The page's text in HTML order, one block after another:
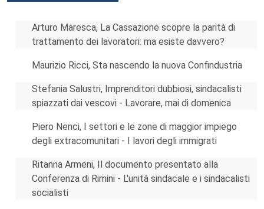
Arturo Maresca, La Cassazione scopre la parità di
trattamento dei lavoratori: ma esiste davvero?
Maurizio Ricci, Sta nascendo la nuova Confindustria
Stefania Salustri, Imprenditori dubbiosi, sindacalisti
spiazzati dai vescovi - Lavorare, mai di domenica
Piero Nenci, I settori e le zone di maggior impiego
degli extracomunitari - I lavori degli immigrati
Ritanna Armeni, Il documento presentato alla
Conferenza di Rimini - L'unità sindacale e i sindacalisti
socialisti